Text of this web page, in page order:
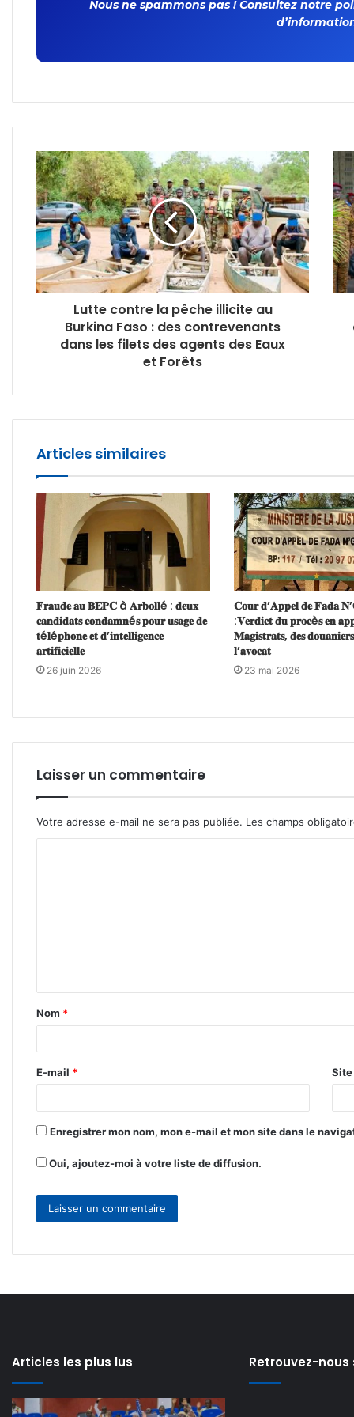
Nous ne spammons pas ! Consultez notre
Lutte contre la pêche illicite au
Burkina Faso : des contrevenants
dans les filets des agents des Eaux
et Forêts
Articles similaires
𝐅𝐫𝐚𝐮𝐝𝐞 𝐚𝐮 𝐁𝐄𝐏𝐂 à 𝐀𝐫𝐛𝐨𝐥𝐥é : 𝐝𝐞𝐮𝐱
𝐜𝐚𝐧𝐝𝐢𝐝𝐚𝐭𝐬 𝐜𝐨𝐧𝐝𝐚𝐦𝐧é𝐬 𝐩𝐨𝐮𝐫 𝐮𝐬𝐚𝐠𝐞 𝐝𝐞
𝐭é𝐥é𝐩𝐡𝐨𝐧𝐞 𝐞𝐭 𝐝’𝐢𝐧𝐭𝐞𝐥𝐥𝐢𝐠𝐞𝐧𝐜𝐞
𝐚𝐫𝐭𝐢𝐟𝐢𝐜𝐢𝐞𝐥𝐥𝐞
26 juin 2026
𝐂𝐨𝐮𝐫 𝐝’𝐀𝐩𝐩𝐞𝐥 𝐝𝐞 𝐅𝐚𝐝𝐚
:𝐕𝐞𝐫𝐝𝐢𝐜𝐭 𝐝𝐮 𝐩𝐫𝐨𝐜è𝐬 𝐞𝐧
𝐌𝐚𝐠𝐢𝐬𝐭𝐫𝐚𝐭𝐬, 𝐝𝐞𝐬
𝐥’𝐚𝐯𝐨𝐜𝐚𝐭
23 mai 2026
Laisser un commentaire
Votre adresse e-mail ne sera pas publiée. Les champs
t
a
e
*
Nom *
E-mail *
Enregistrer mon nom, mon e-mail et mon site dans le
Oui, ajoutez-moi à votre liste de diffusion.
Articles les plus lus
Can
Retrouvez-nous